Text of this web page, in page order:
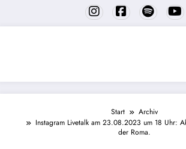
springen
Start
Archiv
Instagram Livetalk am 23.08.2023 um 18 Uhr:
der Roma.